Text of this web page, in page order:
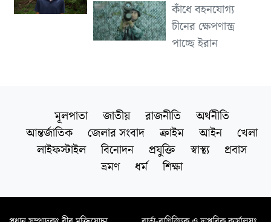
কাঁধে বহনযোগ্য
চীনের ক্ষেপণাস্ত্র
পাচ্ছে ইরান
মূলপাতা জাতীয় রাজনীতি
অর্থনীতি
আন্তর্জাতিক
জেলার সংবাদ ক্রাইম আইন
খেলা
লাইফস্টাইল
বিনোদন প্রযুক্তি স্বাস্থ্য
প্রবাস
ভ্রমণ
ধর্ম শিক্ষা